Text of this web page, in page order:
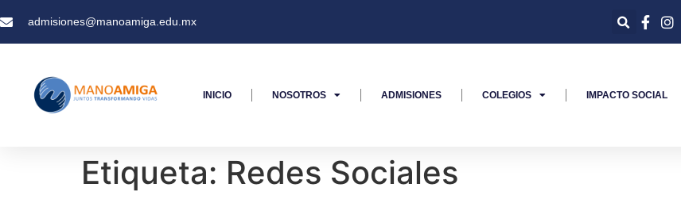
admisiones@manoamiga.edu.mx
INICIO NOSOTROS ADMISIONES COLEGIOS IMPACTO SOCIAL
Etiqueta: Redes Sociales